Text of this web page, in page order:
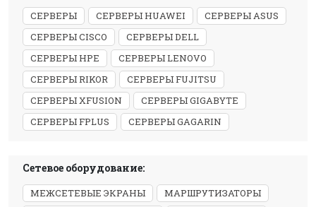
СЕРВЕРЫ СЕРВЕРЫ HUAWEI
СЕРВЕРЫ ASUS
СЕРВЕРЫ CISCO
СЕРВЕРЫ DELL
СЕРВЕРЫ HPE
СЕРВЕРЫ LENOVO
СЕРВЕРЫ RIKOR
СЕРВЕРЫ FUJITSU
СЕРВЕРЫ XFUSION
СЕРВЕРЫ GIGABYTE
СЕРВЕРЫ FPLUS
СЕРВЕРЫ GAGARIN
Сетевое оборудование:
МЕЖСЕТЕВЫЕ ЭКРАНЫ
МАРШРУТИЗАТОРЫ